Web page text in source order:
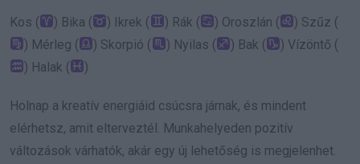
Kos ( ) Bika ( ) Ikrek ( ) Rák ( ) Oroszlán (
) Szűz (
) Mérleg (
) Skorpió ( ) Nyilas ( ) Bak (
) Vízöntő (
) Halak (
)
Holnap a kreatív energiáid csúcsra járnak, és mindent
elérhetsz, amit elterveztél. Munkahelyeden pozitív
változások várhatók, akár egy új lehetőség is megjelenhet.